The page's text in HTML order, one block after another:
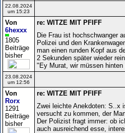
22.08.2024
um 15:23
Von
6hexxx
1805
Beiträge
bisher
re: WITZE MIT PFIFF
Die Frau ist hochschwanger
Polizei und den
man einen runden Kopf aus
2 Sekunden später wieder
"Ey Murat, wir müssen
23.08.2024
um 12:56
Von
Rorx
1291
Beiträge
bisher
re: WITZE MIT PFIFF
Zwei leichte Anekdoten: S..x
versucht zu kommen, der
Der Polizist fragt immer: ob
auch ausreichend esse,